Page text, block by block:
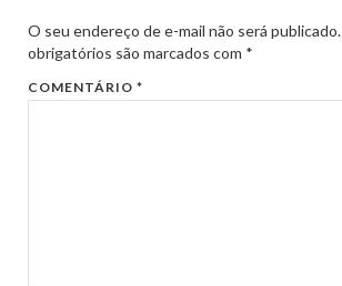
O seu endereço de e-mail não será publicado.
obrigatórios são marcados com *
COMENTÁRIO*